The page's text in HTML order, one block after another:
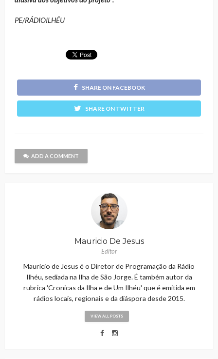
PE/RÁDIOILHÉU
SHARE ON FACEBOOK
SHARE ON TWITTER
ADD A COMMENT
Mauricio De Jesus
Editor
Maurício de Jesus é o Diretor de Programação da Rádio
Ilhéu, sediada na Ilha de São Jorge. É também autor da
rubrica 'Cronicas da Ilha e de Um Ilhéu' que é emitida em
rádios locais, regionais e da diáspora desde 2015.
VIEW ALL POSTS